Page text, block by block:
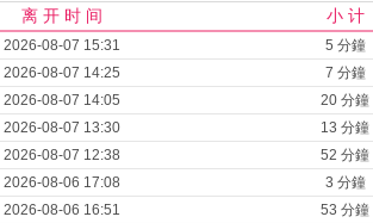
离 开 时 间 小 计
2026-08-07 15:31
5 分鐘
2026-08-07 14:25
7 分鐘
2026-08-07 14:05
20 分鐘
2026-08-07 13:30
13 分鐘
2026-08-07 12:38
52 分鐘
2026-08-06 17:08
3 分鐘
2026-08-06 16:51
53 分鐘